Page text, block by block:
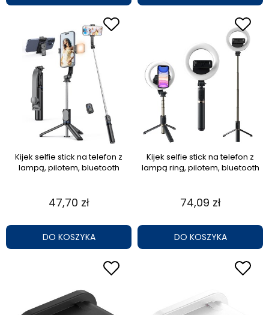
Kijek selfie stick na telefon z
lampą, pilotem, bluetooth
47,70 zł
DO KOSZYKA
Kijek selfie stick na telefon z
lampą ring, pilotem, bluetooth
74,09 zł
DO KOSZYKA